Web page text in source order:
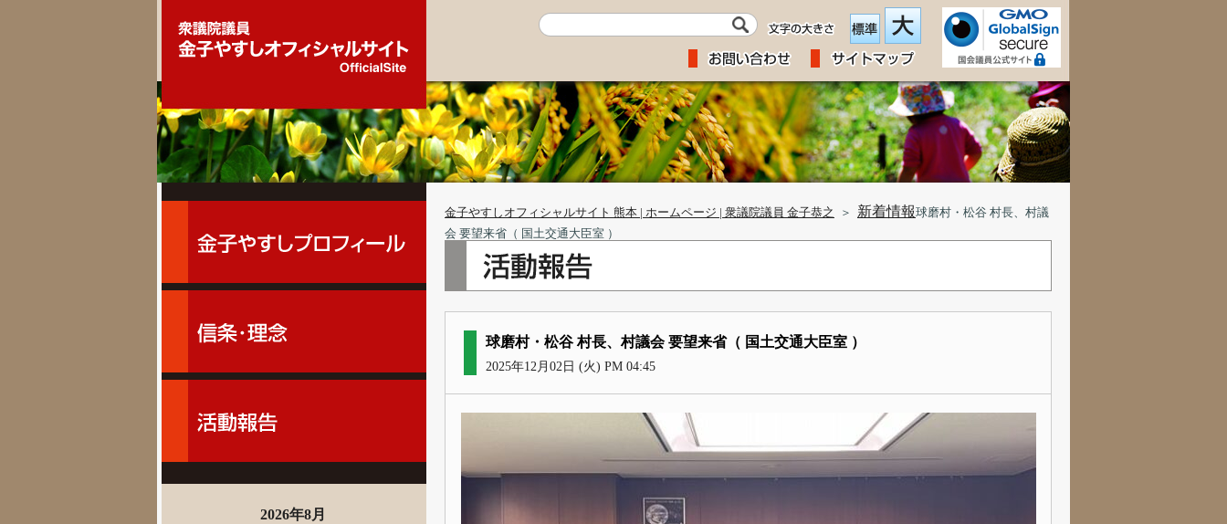
金子やすしオフィシャルサイト 熊本 | ホームページ | 衆議院議員 金子恭之 ＞ 新着情報球磨村・松谷 村長、村議
会 要望来省（ 国土交通大臣室 ）
球磨村・松谷 村長、村議会 要望来省（ 国土交通大臣室 ）
2025年12月02日 (火) PM 04:45
2026年8月